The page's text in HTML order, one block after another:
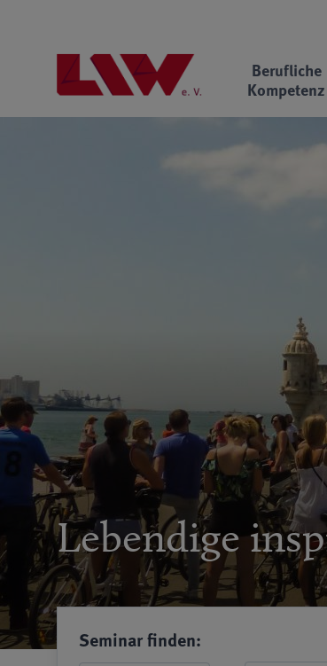
Berufliche
Kompetenz
Lebendige
Seminar finden: